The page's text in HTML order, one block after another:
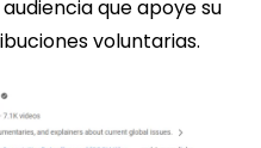
que apoye su
voluntarias.